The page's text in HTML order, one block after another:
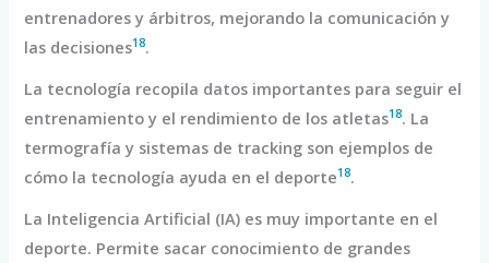
entrenadores y árbitros, mejorando la comunicación y
las decisiones18.
La tecnología recopila datos importantes para seguir el
entrenamiento y el rendimiento de los atletas18. La
termografía y sistemas de tracking son ejemplos de
cómo la tecnología ayuda en el deporte18.
La Inteligencia Artificial (IA) es muy importante en el
deporte. Permite sacar conocimiento de grandes